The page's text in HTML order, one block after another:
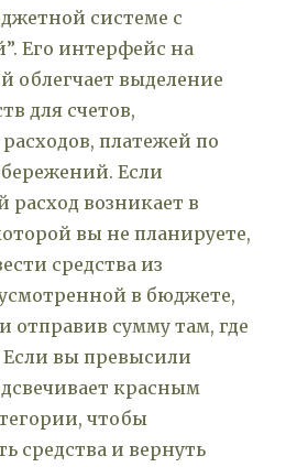
системе с
Его интерфейс на
облегчает выделение
для счетов,
платежей по
Если
возникает в
вы не планируете,
средства из
в бюджете,
отправив сумму там, где
Если вы превысили
красным
чтобы
средства и вернуть